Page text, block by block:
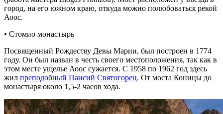
город, на его южном краю, откуда можно полюбоваться рекой
Аоос.
• Стомио монастырь
Посвященный Рождеству Девы Марии, был построен в 1774
году. Он был назван в честь своего местоположения, так как в
этом месте ущелье Аоос сужается. С 1958 по 1962 год здесь
жил преподобный Паисий Святогорец. От моста Коницы до
монастыря около 1,5-2 часов хода.